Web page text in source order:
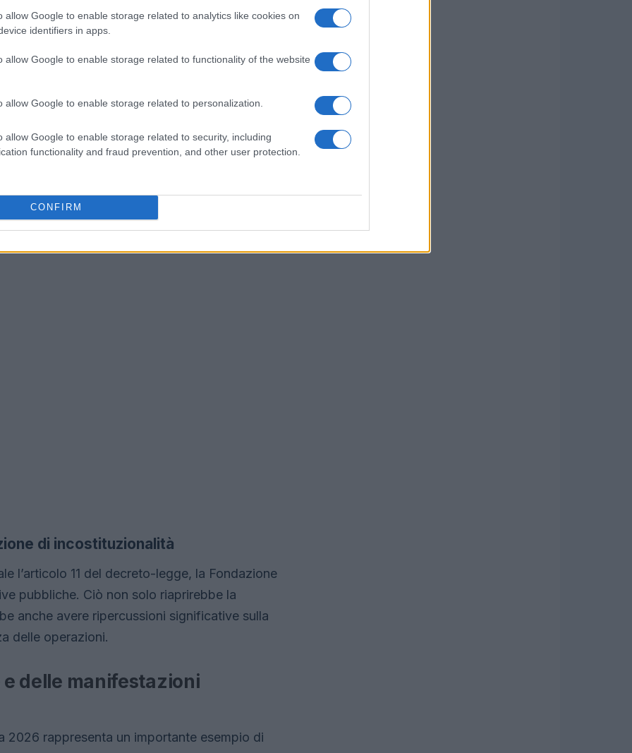
allow Google to enable storage related to analytics like cookies on
identifiers in apps.
allow Google to enable storage related to functionality of the website
allow Google to enable storage related to personalization.
allow Google to enable storage related to security, including
functionality and fraud prevention, and other user protection.
CONFIRM
2026. Grazie al nuovo status giuridico della
sollevando interrogativi circa la possibilità di
alla pubblica amministrazione.
della G.I.P. Patrizia Nobile, che
. Essa ha messo in luce potenziali
dall’articolo 3 della Costituzione italiana.
funzioni di interesse pubblico come un
rispetto a soggetti sottoposti alle regole della
di incostituzionalità
l’articolo 11 del decreto-legge, la Fondazione
pubbliche. Ciò non solo riaprirebbe la
anche avere ripercussioni significative sulla
delle operazioni.
e delle manifestazioni
2026 rappresenta un importante esempio di